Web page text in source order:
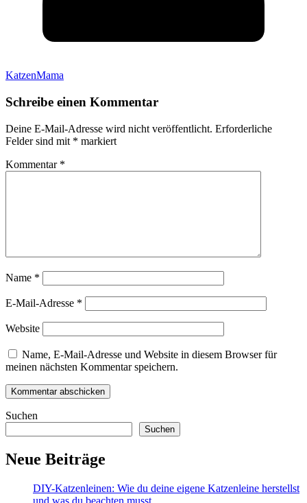
KatzenMama
Schreibe einen Kommentar
Deine E-Mail-Adresse wird nicht veröffentlicht. Erforderliche
Felder sind mit * markiert
Kommentar *
Name *
E-Mail-Adresse *
Website
Name, E-Mail-Adresse und Website in diesem Browser für
meinen nächsten Kommentar speichern.
Suchen
Suchen
Neue Beiträge
DIY-Katzenleinen: Wie du deine eigene Katzenleine herstellst
und was du beachten musst